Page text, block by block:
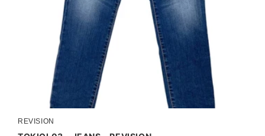
Produttore:
REVISION